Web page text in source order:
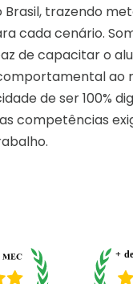
trazendo
cada cenário.
de capacitar o
ao
de ser 100%
competências